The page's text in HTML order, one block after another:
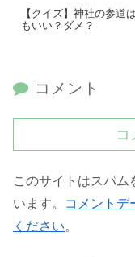
【クイズ】神社の参道
もいい？ダメ？
コメント
コ
このサイトはスパム
います。
コメントデ
ください。